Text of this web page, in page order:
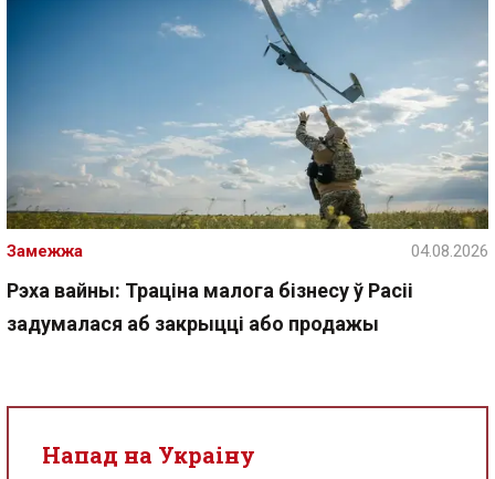
Рэха вайны: Траціна малога бізнесу ў Расіі
задумалася аб закрыцці або продажы
Замежжа 04.08.2026
Напад на Украіну